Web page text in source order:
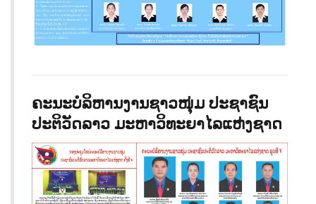
ຄະນະບໍລິຫານງານຊາວໜຸ່ມ ປະຊາຊົນ
ປະຕິວັດລາວ ມະຫາວິທະຍາໄລແຫ່ງຊາດ